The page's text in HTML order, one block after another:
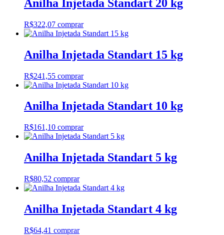
Anilha Injetada Standart 20 kg
R$322,07 comprar
Anilha Injetada Standart 15 kg
R$241,55 comprar
Anilha Injetada Standart 10 kg
R$161,10 comprar
Anilha Injetada Standart 5 kg
R$80,52 comprar
Anilha Injetada Standart 4 kg
R$64,41 comprar